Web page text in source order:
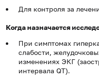
Для контроля за
Когда назначается
При симптомах
слабости,
изменениях ЭКГ
интервала QT).